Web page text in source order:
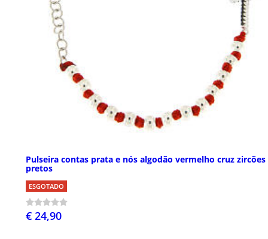
Pulseira contas prata e nós algodão vermelho cruz zircões
pretos
ESGOTADO
€ 24,90